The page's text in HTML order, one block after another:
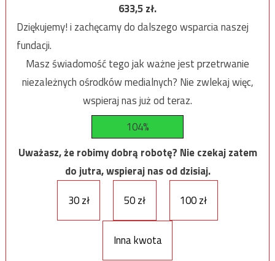
633,5zł.
Dziękujemy! i zachęcamy do dalszego wsparcia naszej
fundacji.
Masz świadomość tego jak ważne jest przetrwanie
niezależnych ośrodków medialnych? Nie zwlekaj więc,
wspieraj nas już od teraz.
104%
Uważasz, że robimy dobrą robotę? Nie czekaj zatem
do jutra, wspieraj nas od dzisiaj.
30 zł
50 zł 100 zł
Inna kwota